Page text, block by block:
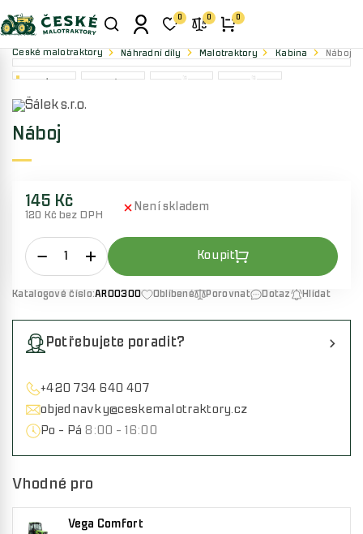
0 0 0
České malotraktory Náhradní díly Malotraktory Kabina Náboj
Náboj
145 Kč
120 Kč bez DPH
Není skladem
Katalogové číslo:AR00300 Oblíbené Porovnat Dotaz Hlídat
Potřebujete poradit?
+420 734 640 407
objednavky@ceskemalotraktory.cz
Po - Pá 8:00 - 16:00
Vhodné pro
Vega Comfort